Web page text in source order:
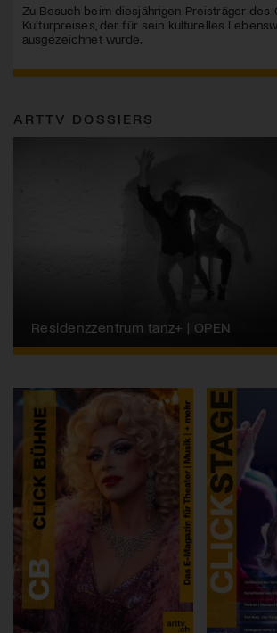
Zu Besuch beim diesjährigen Preisträger des
Kulturpreises, der für sein kulturelles
ausgezeichnet wurde.
ARTTV DOSSIERS
Migros-Kulturprozent | Tanzfestival
Residenzzentrum tanz+ | OPEN
Tanzszene Schweiz